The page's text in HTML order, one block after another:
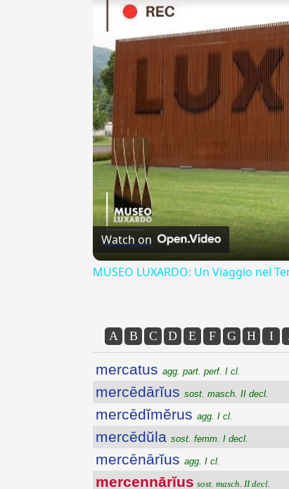
Watch on
MUSEO LUXARDO: Un Viaggio nel
A B C D E F G H I
mercatus agg. part. perf. I cl.
mercēdārĭus sost. masch. II decl.
mercēdĭmĕrus agg. I cl.
mercēdŭla sost. femm. I decl.
mercēnārĭus agg. I cl.
mercennārĭus sost. masch. II decl.